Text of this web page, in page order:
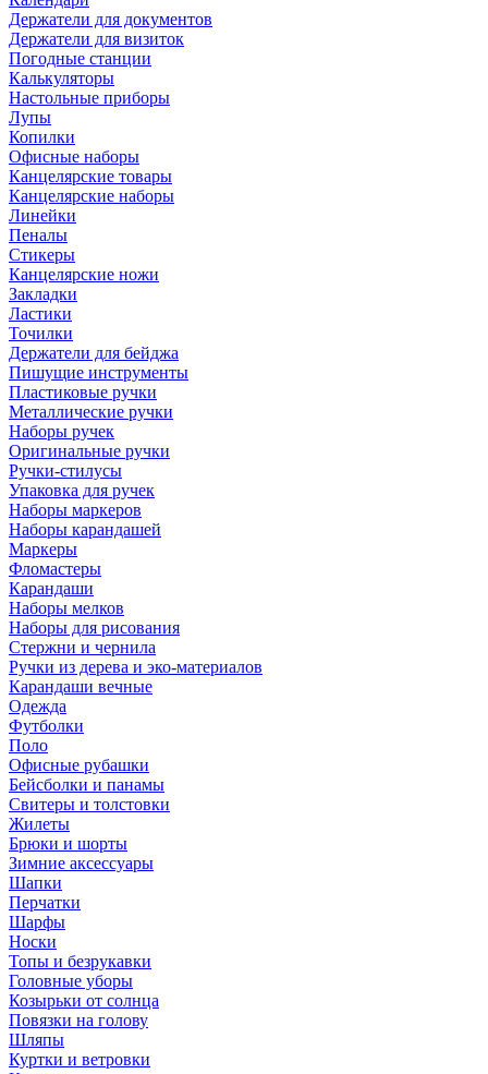
Держатели для документов
Держатели для визиток
Погодные станции
Калькуляторы
Настольные приборы
Лупы
Копилки
Офисные наборы
Канцелярские товары
Канцелярские наборы
Линейки
Пеналы
Стикеры
Канцелярские ножи
Закладки
Ластики
Точилки
Держатели для бейджа
Пишущие инструменты
Пластиковые ручки
Металлические ручки
Наборы ручек
Оригинальные ручки
Ручки-стилусы
Упаковка для ручек
Наборы маркеров
Наборы карандашей
Маркеры
Фломастеры
Карандаши
Наборы мелков
Наборы для рисования
Стержни и чернила
Ручки из дерева и эко-материалов
Карандаши вечные
Одежда
Футболки
Поло
Офисные рубашки
Бейсболки и панамы
Свитеры и толстовки
Жилеты
Брюки и шорты
Зимние аксессуары
Шапки
Перчатки
Шарфы
Носки
Топы и безрукавки
Головные уборы
Козырьки от солнца
Повязки на голову
Шляпы
Куртки и ветровки